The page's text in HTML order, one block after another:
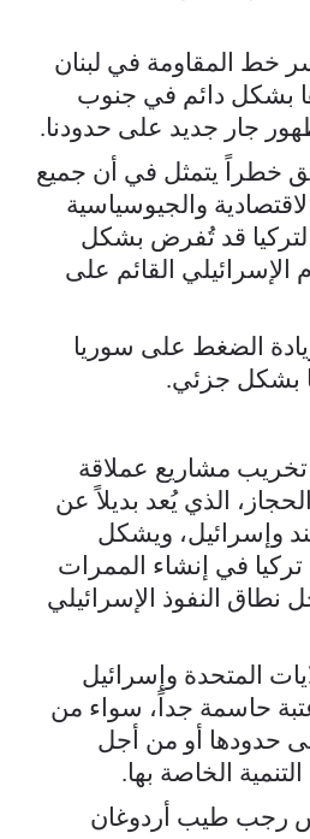
خط المقاومة في لبنان
بشكل دائم في جنوب
جار جديد على حدودنا.
خطراً يتمثل في أن جميع
والجيوسياسية
قد تُفرض بشكل
القائم على
الضغط على سوريا
بشكل جزئي.
تخريب مشاريع عملاقة
الذي يُعد بديلاً عن
وإسرائيل، ويشكل
تركيا في إنشاء الممرات
نطاق النفوذ الإسرائيلي
المتحدة وإسرائيل
عتبة حاسمة جداً، سواء من
حدودها أو من أجل
الخاصة بها.
رجب طيب أردوغان